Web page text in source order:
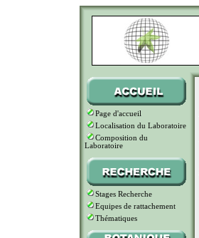
Page d'accueil
Localisation du Laboratoire
Composition du
Laboratoire
Stages Recherche
Equipes de rattachement
Thématiques